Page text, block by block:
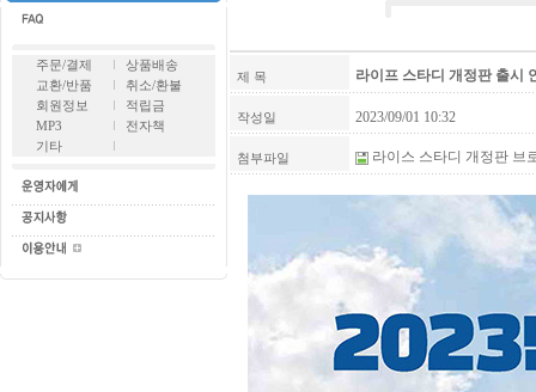
주문/결제
상품배송
교환/반품
취소/환불
회원정보
적립금
MP3
전자책
기타
제 목 라이프 스타디 개정판 출시
작성일 2023/09/01 10:32
첨부파일 라이스 스타디 개정판 브